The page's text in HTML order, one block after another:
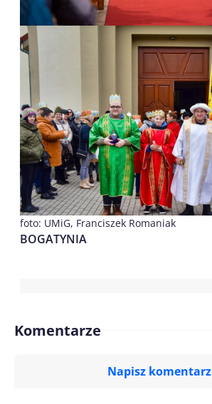
foto: UMiG, Franciszek Romaniak
BOGATYNIA
Komentarze
Napisz komentarz